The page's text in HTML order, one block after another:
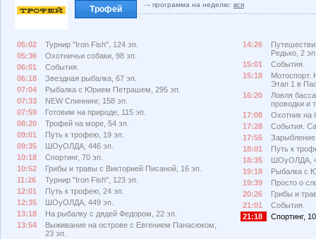
Трофей программа на неделю: вся
05:02
Турнир "Iron Fish", 124 эп.
05:36
Охотничьи собаки, 98 эп.
06:01
События.
06:18
Звездная рыбалка, 67 эп.
07:04
Рыбалка с Юрием Петрашем, 295 эп.
07:33
NEW Спиннинг, 158 эп.
07:59
Готовим на природе, 115 эп.
08:20
Трофей на море, 54 эп.
09:01
Путь к трофею, 19 эп.
09:35
ШОуОЛДА, 446 эп.
10:18
Спортинг, 70 эп.
10:52
Грибы и травы с Викторией Писаной, 16 эп.
11:26
Турнир "Iron Fish", 123 эп.
12:01
Путь к трофею, 24 эп.
12:35
ШОуОЛДА, 449 эп.
13:18
На рыбалку с дядей Федором, 22 эп.
13:54
Выживание на острове с Евгением Панасюком,
23 эп.
14:26
Редько, 2
15:01
События.
15:18
Мотоспорт.
Этап 1 в
16:20
Ловля
проводки и
17:08
Охотник на
17:28
События.
17:55
18:01
Путь к
18:35
ШОуОЛДА,
19:18
Рыбалка с
19:39
Просто о
20:26
Грибы и
21:01
События.
21:18
Спортинг,